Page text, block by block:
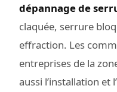
dépannage de
claquée, serrure
effraction. Les
entreprises de la
aussi l’installation et l’